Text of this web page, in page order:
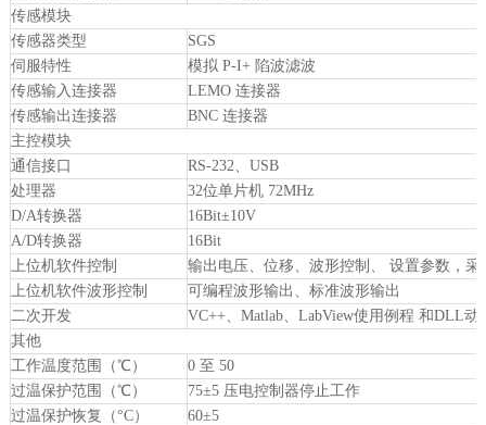
传感模块
传感器类型
SGS
伺服特性
模拟 P-I+ 陷波滤波
传感输入连接器
LEMO 连接器
传感输出连接器
BNC 连接器
主控模块
通信接口
RS-232、USB
处理器
32位单片机 72MHz
D/A转换器
16Bit±10V
A/D转换器
16Bit
上位机软件控制
输出电压、位移、波形控制、 设置参数，采
上位机软件波形控制
可编程波形输出、标准波形输出
二次开发
VC++、Matlab、LabView使用例程 和DLL动
其他
工作温度范围（℃）
0 至 50
过温保护范围（℃）
75±5 压电控制器停止工作
过温保护恢复（°C）
60±5